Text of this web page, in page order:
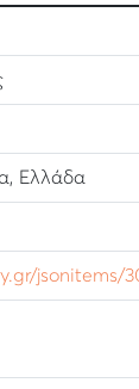
Ελλάδα
jsonitems/